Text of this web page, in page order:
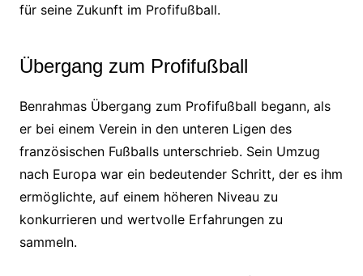
für seine Zukunft im Profifußball.
Übergang zum Profifußball
Benrahmas Übergang zum Profifußball begann, als
er bei einem Verein in den unteren Ligen des
französischen Fußballs unterschrieb. Sein Umzug
nach Europa war ein bedeutender Schritt, der es ihm
ermöglichte, auf einem höheren Niveau zu
konkurrieren und wertvolle Erfahrungen zu
sammeln.